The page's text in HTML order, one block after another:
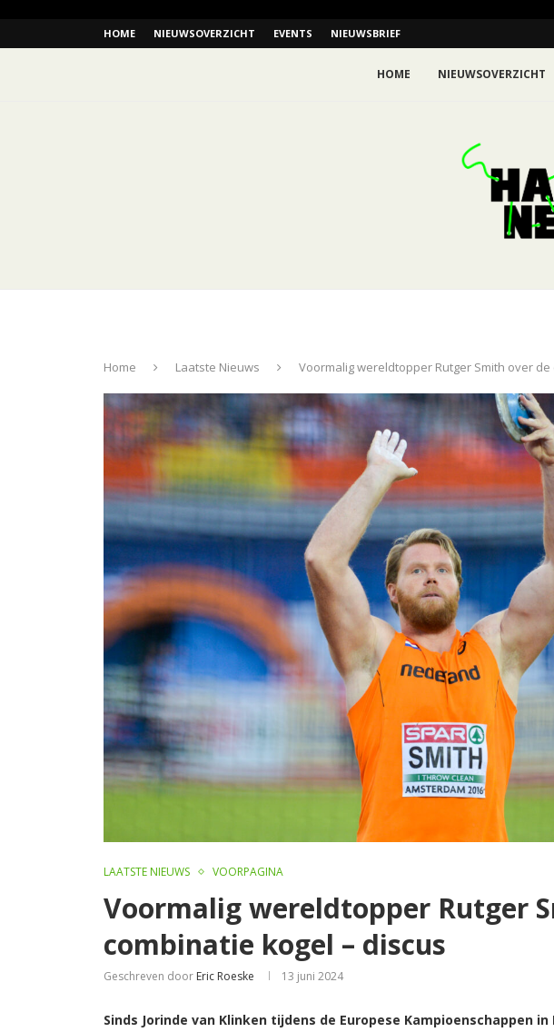
HOME NIEUWSOVERZICHT EVENTS NIEUWSBRIEF
HOME NIEUWSOVERZICHT
Home Laatste Nieuws Voormalig wereldtopper Rutger Smith over
LAATSTE NIEUWS VOORPAGINA
Voormalig wereldtopper Rutger
combinatie kogel – discus
Geschreven door Eric Roeske 13 juni 2024
Sinds Jorinde van Klinken tijdens de Europese Kampioenschappen